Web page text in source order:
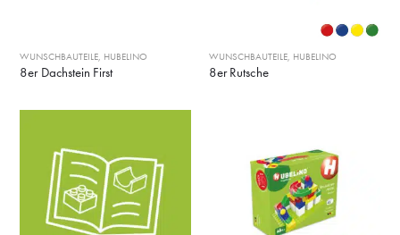
WUNSCHBAUTEILE, HUBELINO
8er Dachstein First
WUNSCHBAUTEILE, HUBELINO
8er Rutsche